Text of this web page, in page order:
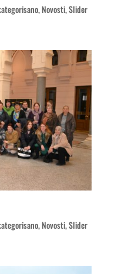
,Novosti,Slider
,Novosti,Slider